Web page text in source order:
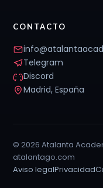
CONTACTO
Telegram
Discord
Madrid, España
© 2026 Atalanta
atalantago.com
Aviso legalPrivacidad